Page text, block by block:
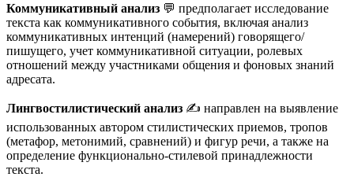
Коммуникативный анализ 💬 предполагает исследование
текста как коммуникативного события, включая анализ
коммуникативных интенций (намерений) говорящего/
пишущего, учет коммуникативной ситуации, ролевых
отношений между участниками общения и фоновых знаний
адресата.
Лингвостилистический анализ ✍️ направлен на выявление
использованных автором стилистических приемов, тропов
(метафор, метонимий, сравнений) и фигур речи, а также на
определение функционально-стилевой принадлежности
текста.